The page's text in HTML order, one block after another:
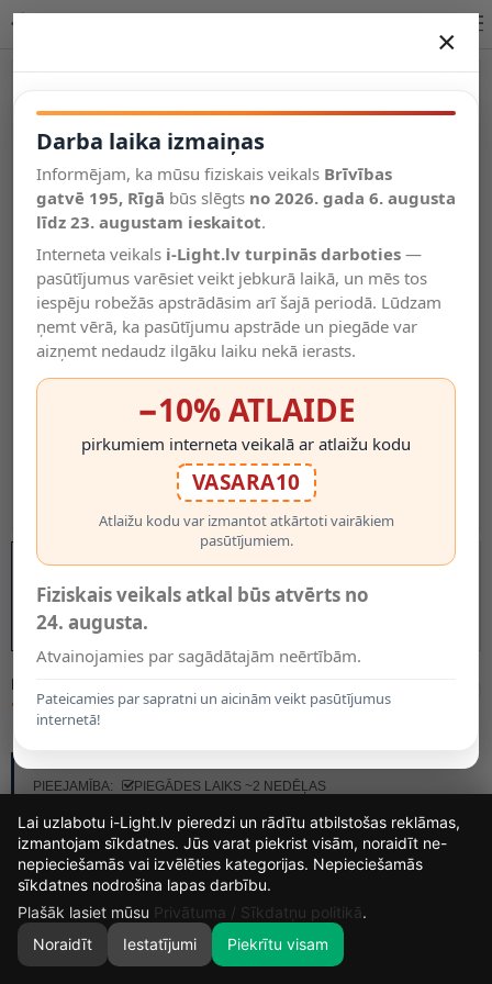
Salīdzināt
Vēlmju
saraksts
Valodas
0
MODELIS:
71.90€
PIEEJAMĪBA:
PIEGĀDES LAIKS ~2 NEDĒĻAS
×
Darba laika izmaiņas
Informējam, ka mūsu fiziskais veikals Brīvības
gatvē 195, Rīgā būs slēgts no 2026. gada 6. augusta
līdz 23. augustam ieskaitot.
Interneta veikals i-Light.lv turpinās darboties —
pasūtījumus varēsiet veikt jebkurā laikā, un mēs tos
iespēju robežās apstrādāsim arī šajā periodā. Lūdzam
ņemt vērā, ka pasūtījumu apstrāde un piegāde var
aizņemt nedaudz ilgāku laiku nekā ierasts.
−10% ATLAIDE
pirkumiem interneta veikalā ar atlaižu kodu
VASARA10
Atlaižu kodu var izmantot atkārtoti vairākiem
pasūtījumiem.
Fiziskais veikals atkal būs atvērts no
24. augusta.
Atvainojamies par sagādātajām neērtībām.
Pateicamies par sapratni un aicinām veikt pasūtījumus
internetā!
14
DIENAS
12
STUNDAS
45
MIN.
59
Lai uzlabotu i-Light.lv pieredzi un rādītu atbilstošas reklāmas,
izmantojam sīkdatnes. Jūs varat piekrist visām, noraidīt ne-
nepieciešamās vai izvēlēties kategorijas. Nepieciešamās
sīkdatnes nodrošina lapas darbību.
Plašāk lasiet mūsu Privātuma / Sīkdatņu politikā.
Noraidīt
Iestatījumi Piekrītu visam